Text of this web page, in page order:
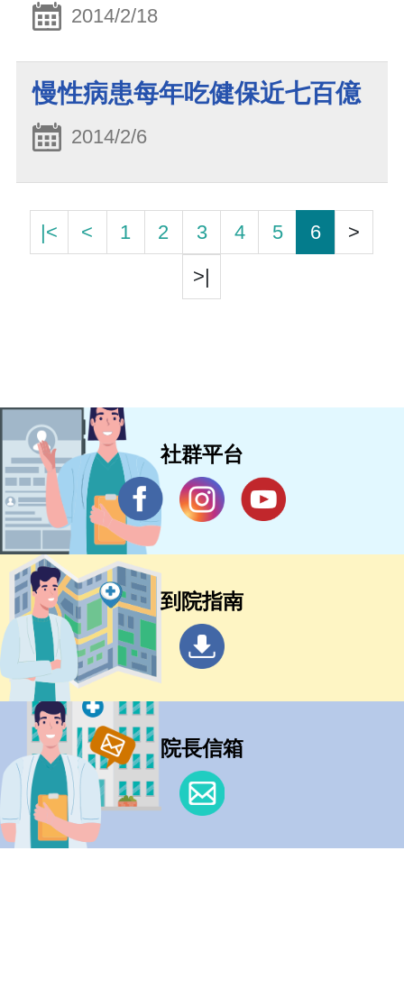
2014/2/18
慢性病患每年吃健保近七百億
2014/2/6
|< < 1 2 3 4 5 6
>
>|
社群平台
到院指南
院長信箱